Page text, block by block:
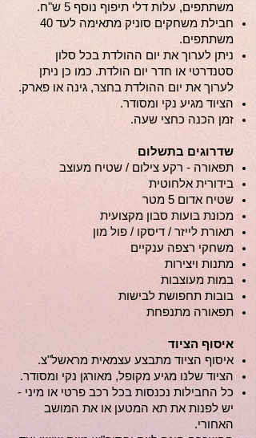
משתתפים, עלות דלי תיפוף נוסף 5 ש"ח.
חבילת משחקים סוניק מתאימה לעד 40
משתתפים.
ניתן לערוך את יום ההולדת בכל סלון
סטנדרטי או חדר יום הולדת. כמו כן ניתן
לערוך את יום ההולדת בחצר, גינה או פארק.
הציוד מגיע נקי ומסודר.
זמן הכנה כחצי שעה.
שדרוגים בתשלום
תפאורה - רקע צילום / שטיח מעוצב
בידורית אלחוטית
שטיח אדום 5 מטר
מכונת בועות סבון מקצועית
תאורת לייזר / דיסקו / פול מון
משחקי רצפה ענקיים
מתנות ויצירות
במות מעוצבות
בובות תחפושת לבישות
תפאורה מתנפחת
איסוף הציוד
איסוף הציוד מתבצע עצמאית מראשל"צ.
הציוד שלנו מגיע מקופל, מאורגן נקי ומסודר.
כל החבילות נכנסות בכל רכב פרטי או מיני -
יש לפנות את תא המטען או את המושב
האחורי.